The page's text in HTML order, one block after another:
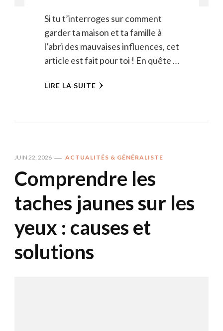
Si tu t’interroges sur comment
garder ta maison et ta famille à
l’abri des mauvaises influences, cet
article est fait pour toi ! En quête …
LIRE LA SUITE
JUIN 22, 2026 ACTUALITÉS & GÉNÉRALISTE
Comprendre les
taches jaunes sur les
yeux : causes et
solutions